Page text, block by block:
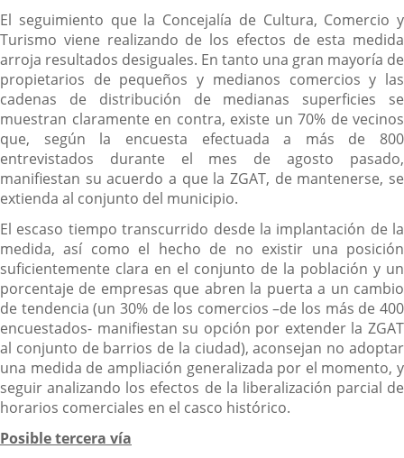
El seguimiento que la Concejalía de Cultura, Comercio y
Turismo viene realizando de los efectos de esta medida
arroja resultados desiguales. En tanto una gran mayoría de
propietarios de pequeños y medianos comercios y las
cadenas de distribución de medianas superficies se
muestran claramente en contra, existe un 70% de vecinos
que, según la encuesta efectuada a más de 800
entrevistados durante el mes de agosto pasado,
manifiestan su acuerdo a que la ZGAT, de mantenerse, se
extienda al conjunto del municipio.
El escaso tiempo transcurrido desde la implantación de la
medida, así como el hecho de no existir una posición
suficientemente clara en el conjunto de la población y un
porcentaje de empresas que abren la puerta a un cambio
de tendencia (un 30% de los comercios –de los más de 400
encuestados- manifiestan su opción por extender la ZGAT
al conjunto de barrios de la ciudad), aconsejan no adoptar
una medida de ampliación generalizada por el momento, y
seguir analizando los efectos de la liberalización parcial de
horarios comerciales en el casco histórico.
Posible tercera vía